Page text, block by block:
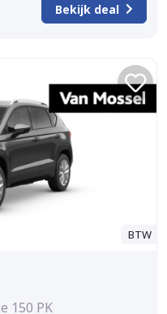
Bekijk deal
BTW
150 PK